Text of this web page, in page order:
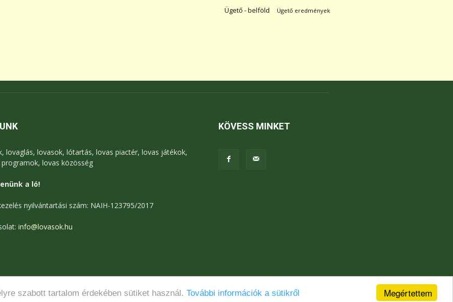
Megértettem
szabott tartalom érdekében sütiket használ. További információk a sütikről
Ügető - belföld Ügető eredmények
lovaglás, lovasok, lótartás, lovas piactér, lovas játékok,
lovas közösség
a ló!
nyilvántartási szám: NAIH-123795/2017
info@lovasok.hu
KÖVESS MINKET
Médiaajánlat Adatkezelési tájékoztató Jogi nyilatkozat Kapcsolat